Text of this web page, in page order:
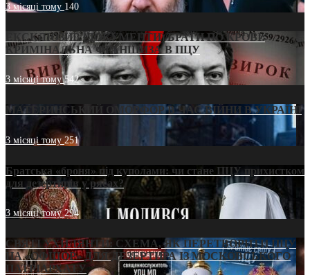
3 місяці тому 140
ЕКСКЛЮЗИВ (ДОКУМЕНТИ)/БРАТИ ПО КРОВІ:
КРИМІНАЛЬНА ФРАНШИЗА В ПЦУ
3 місяці тому542
МАТЕРИНСЬКИЙ ОМОРФОР В ЧАС ВІЙНИ В УКРАЇНІ
3 місяці тому251
Братська «броня» під куполами: чи стане ПЦУ прихистком
для дезертирів у рясах?
3 місяці тому294
СВЯТІ УХИЛЯНТИ: СХЕМА, ЯК ПЕРЕТВОРИТИ ПЦУ
НА «ОФШОР» ДЛЯ ДЕЗЕРТИРА ІЗ МОСКОВСЬКОГО
ПАТРІАРХАТУ